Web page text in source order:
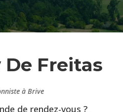
Freitas
à Brive
de rendez-vous ?